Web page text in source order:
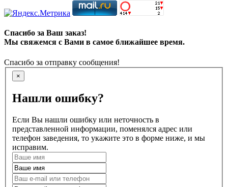
Спасибо за Ваш заказ!
Мы свяжемся с Вами в самое ближайшее время.
Спасибо за отправку сообщения!
×
Нашли ошибку?
Если Вы нашли ошибку или неточность в
представленной информации, поменялся адрес или
телефон заведения, то укажите это в форме ниже, и мы
исправим.